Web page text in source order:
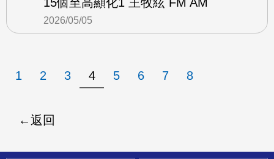
2026/05/05
1 2 3 4 5 6 7 8
返回